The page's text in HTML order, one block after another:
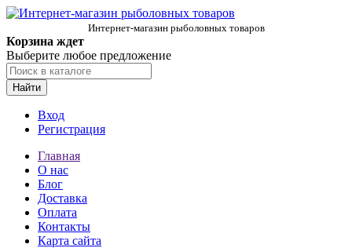
Интернет-магазин рыболовных товаров
Корзина ждет
Выберите любое предложение
Найти
Вход
Регистрация
Главная
О нас
Блог
Доставка
Оплата
Контакты
Карта сайта